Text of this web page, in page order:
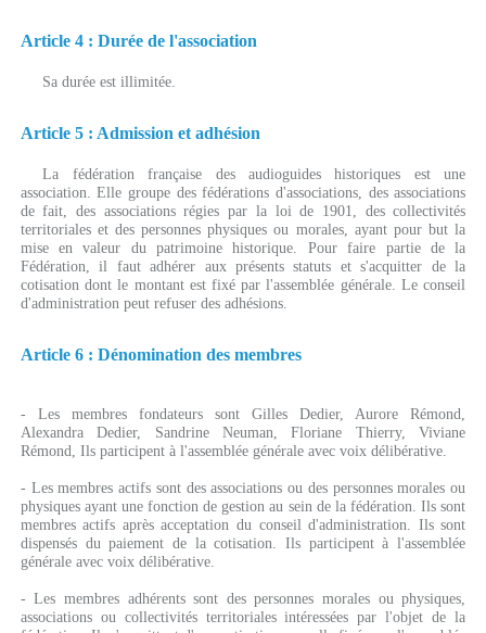
Article 4 : Durée de l'association
Sa durée est illimitée.
Article 5 : Admission et adhésion
La fédération française des audioguides historiques est une
association. Elle groupe des fédérations d'associations, des associations
de fait, des associations régies par la loi de 1901, des collectivités
territoriales et des personnes physiques ou morales, ayant pour but la
mise en valeur du patrimoine historique. Pour faire partie de la
Fédération, il faut adhérer aux présents statuts et s'acquitter de la
cotisation dont le montant est fixé par l'assemblée générale. Le conseil
d'administration peut refuser des adhésions.
Article 6 : Dénomination des membres
- Les membres fondateurs sont Gilles Dedier, Aurore Rémond,
Alexandra Dedier, Sandrine Neuman, Floriane Thierry, Viviane
Rémond, Ils participent à l'assemblée générale avec voix délibérative.
- Les membres actifs sont des associations ou des personnes morales ou
physiques ayant une fonction de gestion au sein de la fédération. Ils sont
membres actifs après acceptation du conseil d'administration. Ils sont
dispensés du paiement de la cotisation. Ils participent à l'assemblée
générale avec voix délibérative.
- Les membres adhérents sont des personnes morales ou physiques,
associations ou collectivités territoriales intéressées par l'objet de la